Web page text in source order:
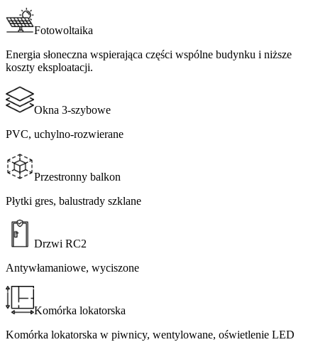
Fotowoltaika​​​​‌ ‍ ​‍​‍‌‍ ‌ ​‍‌‍‍‌‌‍‌ ‌‍‍‌‌‍ ‍​‍​‍​ ‍‍​‍​‍‌ ​ ‌‍​‌‌‍ ‍‌‍‍‌‌ ‌​‌ ‍‌​‍ ‍‌‍‍‌‌‍ ​‍​‍​‍ ​​‍​‍‌‍‍​‌ ​‍‌‍‌‌‌‍‌‍​‍​‍​ ‍‍​‍​‍​‍ ‌ ​ ‌ ‌​‌ ‌‌‌‍‌​‌‍‍‌‌‍ ​‍ ‌‍‍‌‌‍ ‍‌ ‌​‌‍‌‌‌‍ ‍‌ ‌​​‍ ‌‍‌‌‌‍‌​‌‍‍‌‌ ‌​​‍ ‌‍ ‌‌‍ ‌‍‌​‌‍‌‌​ ‌‌ ​​‌ ​‍‌‍‌‌‌ ​ ‌‍‌‌‌‍ ‍‌ ‌​‌‍​‌‌ ‌​‌‍‍‌‌‍ ‌‍ ‍​ ‍ ‌‍‍‌‌‍‌​​ ‌‌‍‌‍​ ‌​‌‍​‍‌‍‌‌​ ‌‍‌‍​‍​ ‌​‌‍‌‍​‍ ‌‌‍‌‍‌‍‌‌‌‍​‌‌‍‌​​‍ ‌​ ‌​‌‍‌‍​ ‌ ​ ‌‍​‍ ‌​ ‍​​ ​​​ ​ ​ ​‌​‍ ‌​ ​‍​ ‍​​ ‌‍​ ​​​ ‌‍‌‍‌‌​ ​ ‌‍​‍‌‍‌‍‌‍‌‍​ ‍​​ ​ ​ ‍ ‌ ‌​‌ ‍‌‌ ​​‌‍‌‌​ ‌‌‍‌‌‌ ​‌‌ ‌‌‌‍‍‌‌ ​​‌‍ ‌‌‍‌‌‌‍ ‍‌ ‌​‌​‍‌‌ ‌​‌‍‌‌‌‍ ‌​ ‍ ‌ ​​‌‍​‌‌ ‌​‌‍‍​​ ‌‌‍ ‍‌‍​‌‌‍ ‌‌‍‌‌​ ‌‍​‍‌‍​‌‌ ​ ‌‍‌‌‌‌‌‌‌ ​‍‌‍ ​​ ‌​‍‌‌​ ​‍‌​‌‍‌ ​ ‌ ‌​‌ ‌‌‌‍‌​‌‍‍‌‌‍ ​‍‌‍‌‍‍‌‌‍‌​​ ‌‌‍‌‍​ ‌​‌‍​‍‌‍‌‌​ ‌‍‌‍​‍​ ‌​‌‍‌‍​‍ ‌‌‍‌‍‌‍‌‌‌‍​‌‌‍‌​​‍ ‌​ ‌​‌‍‌‍​ ‌ ​ ‌‍​‍ ‌​ ‍​​ ​​​ ​ ​ ​‌​‍ ‌​ ​‍​ ‍​​ ‌‍​ ​​​ ‌‍‌‍‌‌​ ​ ‌‍​‍‌‍‌‍‌‍‌‍​ ‍​​ ​ ​‍‌‍‌ ‌​‌ ‍‌‌ ​​‌‍‌‌​ ‌‌‍‌‌‌ ​‌‌ ‌‌‌‍‍‌‌ ​​‌‍ ‌‌‍‌‌‌‍ ‍‌ ‌​‌​‍‌‌ ‌​‌‍‌‌‌‍ ‌​‍‌‍‌ ​​‌‍​‌‌ ‌​‌‍‍​​ ‌‌‍ ‍‌‍​‌‌‍ ‌‌‍‌‌​‍‌‍‌ ​​‌‍‌‌‌ ​‍‌ ​ ‌ ​​‌‍‌‌‌‍​ ‌ ‌​‌‍‍‌‌ ‌‍‌‍‌‌​ ‌‌ ​​‌ ‌‌‌‍​‍‌‍ ​‌‍‍‌‌ ​ ‌‍‍​‌‍‌‌‌‍‌​​‍​‍‌ ‌
Energia słoneczna wspierająca części wspólne budynku i niższe
koszty eksploatacji.​​​​‌ ‍ ​‍​‍‌‍ ‌ ​‍‌‍‍‌‌‍‌ ‌‍‍‌‌‍ ‍​‍​‍​ ‍‍​‍​‍‌ ​ ‌‍​‌‌‍ ‍‌‍‍‌‌ ‌​‌ ‍‌​‍ ‍‌‍‍‌‌‍ ​‍​‍​‍ ​​‍​‍‌‍‍​‌ ​‍‌‍‌‌‌‍‌‍​‍​‍​ ‍‍​‍​‍​‍ ‌ ​ ‌ ‌​‌ ‌‌‌‍‌​‌‍‍‌‌‍ ​‍ ‌‍‍‌‌‍ ‍‌ ‌​‌‍‌‌‌‍ ‍‌ ‌​​‍ ‌‍‌‌‌‍‌​‌‍‍‌‌ ‌​​‍ ‌‍ ‌‌‍ ‌‍‌​‌‍‌‌​ ‌‌ ​​‌ ​‍‌‍‌‌‌ ​ ‌‍‌‌‌‍ ‍‌ ‌​‌‍​‌‌ ‌​‌‍‍‌‌‍ ‌‍ ‍​ ‍ ‌‍‍‌‌‍‌​​ ‌‌‍‌‍​ ‌​‌‍​‍‌‍‌‌​ ‌‍‌‍​‍​ ‌​‌‍‌‍​‍ ‌‌‍‌‍‌‍‌‌‌‍​‌‌‍‌​​‍ ‌​ ‌​‌‍‌‍​ ‌ ​ ‌‍​‍ ‌​ ‍​​ ​​​ ​ ​ ​‌​‍ ‌​ ​‍​ ‍​​ ‌‍​ ​​​ ‌‍‌‍‌‌​ ​ ‌‍​‍‌‍‌‍‌‍‌‍​ ‍​​ ​ ​ ‍ ‌ ‌​‌ ‍‌‌ ​​‌‍‌‌​ ‌‌‍‌‌‌ ​‌‌ ‌‌‌‍‍‌‌ ​​‌‍ ‌‌‍‌‌‌‍ ‍‌ ‌​‌​‍‌‌ ‌​‌‍‌‌‌‍ ‌​ ‍ ‌ ​​‌‍​‌‌ ‌​‌‍‍​​ ‌‌‍‌​‌‍‌‌‌ ​ ‌‍​ ‌ ​‍‌‍‍‌‌ ​​‌ ‌​‌‍‍‌‌‍ ‌‍ ‍​ ‌‍​‍‌‍​‌‌ ​ ‌‍‌‌‌‌‌‌‌ ​‍‌‍ ​​ ‌​‍‌‌​ ​‍‌​‌‍‌ ​ ‌ ‌​‌ ‌‌‌‍‌​‌‍‍‌‌‍ ​‍‌‍‌‍‍‌‌‍‌​​ ‌‌‍‌‍​ ‌​‌‍​‍‌‍‌‌​ ‌‍‌‍​‍​ ‌​‌‍‌‍​‍ ‌‌‍‌‍‌‍‌‌‌‍​‌‌‍‌​​‍ ‌​ ‌​‌‍‌‍​ ‌ ​ ‌‍​‍ ‌​ ‍​​ ​​​ ​ ​ ​‌​‍ ‌​ ​‍​ ‍​​ ‌‍​ ​​​ ‌‍‌‍‌‌​ ​ ‌‍​‍‌‍‌‍‌‍‌‍​ ‍​​ ​ ​‍‌‍‌ ‌​‌ ‍‌‌ ​​‌‍‌‌​ ‌‌‍‌‌‌ ​‌‌ ‌‌‌‍‍‌‌ ​​‌‍ ‌‌‍‌‌‌‍ ‍‌ ‌​‌​‍‌‌ ‌​‌‍‌‌‌‍ ‌​‍‌‍‌ ​​‌‍​‌‌ ‌​‌‍‍​​ ‌‌‍‌​‌‍‌‌‌ ​ ‌‍​ ‌ ​‍‌‍‍‌‌ ​​‌ ‌​‌‍‍‌‌‍ ‌‍ ‍​‍‌‍‌ ​​‌‍‌‌‌ ​‍‌ ​ ‌ ​​‌‍‌‌‌‍​ ‌ ‌​‌‍‍‌‌ ‌‍‌‍‌‌​ ‌‌ ​​‌ ‌‌‌‍​‍‌‍ ​‌‍‍‌‌ ​ ‌‍‍​‌‍‌‌‌‍‌​​‍​‍‌ ‌
Okna 3-szybowe​​​​‌ ‍ ​‍​‍‌‍ ‌ ​‍‌‍‍‌‌‍‌ ‌‍‍‌‌‍ ‍​‍​‍​ ‍‍​‍​‍‌ ​ ‌‍​‌‌‍ ‍‌‍‍‌‌ ‌​‌ ‍‌​‍ ‍‌‍‍‌‌‍ ​‍​‍​‍ ​​‍​‍‌‍‍​‌ ​‍‌‍‌‌‌‍‌‍​‍​‍​ ‍‍​‍​‍​‍ ‌ ​ ‌ ‌​‌ ‌‌‌‍‌​‌‍‍‌‌‍ ​‍ ‌‍‍‌‌‍ ‍‌ ‌​‌‍‌‌‌‍ ‍‌ ‌​​‍ ‌‍‌‌‌‍‌​‌‍‍‌‌ ‌​​‍ ‌‍ ‌‌‍ ‌‍‌​‌‍‌‌​ ‌‌ ​​‌ ​‍‌‍‌‌‌ ​ ‌‍‌‌‌‍ ‍‌ ‌​‌‍​‌‌ ‌​‌‍‍‌‌‍ ‌‍ ‍​ ‍ ‌‍‍‌‌‍‌​​ ‌​ ‍​‌‍​‍​ ‌​​ ‌ ​ ‌‍‌‍​ ​ ‌​‌‍‌​​‍ ‌‌‍‌‌‌‍​‌​ ‌​​ ‍​​‍ ‌​ ‌​​ ​​‌‍‌‍​ ​‌​‍ ‌​ ‍‌​ ​‍‌‍‌​​ ​​​‍ ‌‌‍​‌‌‍​ ​ ‍‌​ ‌​‌‍‌‍‌‍​‍​ ‌ ‌‍​‍​ ​‍​ ​​​ ​​‌‍‌​​ ‍ ‌ ‌​‌ ‍‌‌ ​​‌‍‌‌​ ‌‌‍‌‌‌ ​‌‌ ‌‌‌‍‍‌‌ ​​‌‍ ‌‌‍‌‌‌‍ ‍‌ ‌​‌​‍‌‌ ‌​‌‍‌‌‌‍ ‌​ ‍ ‌ ​​‌‍​‌‌ ‌​‌‍‍​​ ‌‌‍ ‍‌‍​‌‌‍ ‌‌‍‌‌​ ‌‍​‍‌‍​‌‌ ​ ‌‍‌‌‌‌‌‌‌ ​‍‌‍ ​​ ‌​‍‌‌​ ​‍‌​‌‍‌ ​ ‌ ‌​‌ ‌‌‌‍‌​‌‍‍‌‌‍ ​‍‌‍‌‍‍‌‌‍‌​​ ‌​ ‍​‌‍​‍​ ‌​​ ‌ ​ ‌‍‌‍​ ​ ‌​‌‍‌​​‍ ‌‌‍‌‌‌‍​‌​ ‌​​ ‍​​‍ ‌​ ‌​​ ​​‌‍‌‍​ ​‌​‍ ‌​ ‍‌​ ​‍‌‍‌​​ ​​​‍ ‌‌‍​‌‌‍​ ​ ‍‌​ ‌​‌‍‌‍‌‍​‍​ ‌ ‌‍​‍​ ​‍​ ​​​ ​​‌‍‌​​‍‌‍‌ ‌​‌ ‍‌‌ ​​‌‍‌‌​ ‌‌‍‌‌‌ ​‌‌ ‌‌‌‍‍‌‌ ​​‌‍ ‌‌‍‌‌‌‍ ‍‌ ‌​‌​‍‌‌ ‌​‌‍‌‌‌‍ ‌​‍‌‍‌ ​​‌‍​‌‌ ‌​‌‍‍​​ ‌‌‍ ‍‌‍​‌‌‍ ‌‌‍‌‌​‍‌‍‌ ​​‌‍‌‌‌ ​‍‌ ​ ‌ ​​‌‍‌‌‌‍​ ‌ ‌​‌‍‍‌‌ ‌‍‌‍‌‌​ ‌‌ ​​‌ ‌‌‌‍​‍‌‍ ​‌‍‍‌‌ ​ ‌‍‍​‌‍‌‌‌‍‌​​‍​‍‌ ‌
PVC, uchylno-rozwierane​​​​‌ ‍ ​‍​‍‌‍ ‌ ​‍‌‍‍‌‌‍‌ ‌‍‍‌‌‍ ‍​‍​‍​ ‍‍​‍​‍‌ ​ ‌‍​‌‌‍ ‍‌‍‍‌‌ ‌​‌ ‍‌​‍ ‍‌‍‍‌‌‍ ​‍​‍​‍ ​​‍​‍‌‍‍​‌ ​‍‌‍‌‌‌‍‌‍​‍​‍​ ‍‍​‍​‍​‍ ‌ ​ ‌ ‌​‌ ‌‌‌‍‌​‌‍‍‌‌‍ ​‍ ‌‍‍‌‌‍ ‍‌ ‌​‌‍‌‌‌‍ ‍‌ ‌​​‍ ‌‍‌‌‌‍‌​‌‍‍‌‌ ‌​​‍ ‌‍ ‌‌‍ ‌‍‌​‌‍‌‌​ ‌‌ ​​‌ ​‍‌‍‌‌‌ ​ ‌‍‌‌‌‍ ‍‌ ‌​‌‍​‌‌ ‌​‌‍‍‌‌‍ ‌‍ ‍​ ‍ ‌‍‍‌‌‍‌​​ ‌​ ‍​‌‍​‍​ ‌​​ ‌ ​ ‌‍‌‍​ ​ ‌​‌‍‌​​‍ ‌‌‍‌‌‌‍​‌​ ‌​​ ‍​​‍ ‌​ ‌​​ ​​‌‍‌‍​ ​‌​‍ ‌​ ‍‌​ ​‍‌‍‌​​ ​​​‍ ‌‌‍​‌‌‍​ ​ ‍‌​ ‌​‌‍‌‍‌‍​‍​ ‌ ‌‍​‍​ ​‍​ ​​​ ​​‌‍‌​​ ‍ ‌ ‌​‌ ‍‌‌ ​​‌‍‌‌​ ‌‌‍‌‌‌ ​‌‌ ‌‌‌‍‍‌‌ ​​‌‍ ‌‌‍‌‌‌‍ ‍‌ ‌​‌​‍‌‌ ‌​‌‍‌‌‌‍ ‌​ ‍ ‌ ​​‌‍​‌‌ ‌​‌‍‍​​ ‌‌‍‌​‌‍‌‌‌ ​ ‌‍​ ‌ ​‍‌‍‍‌‌ ​​‌ ‌​‌‍‍‌‌‍ ‌‍ ‍​ ‌‍​‍‌‍​‌‌ ​ ‌‍‌‌‌‌‌‌‌ ​‍‌‍ ​​ ‌​‍‌‌​ ​‍‌​‌‍‌ ​ ‌ ‌​‌ ‌‌‌‍‌​‌‍‍‌‌‍ ​‍‌‍‌‍‍‌‌‍‌​​ ‌​ ‍​‌‍​‍​ ‌​​ ‌ ​ ‌‍‌‍​ ​ ‌​‌‍‌​​‍ ‌‌‍‌‌‌‍​‌​ ‌​​ ‍​​‍ ‌​ ‌​​ ​​‌‍‌‍​ ​‌​‍ ‌​ ‍‌​ ​‍‌‍‌​​ ​​​‍ ‌‌‍​‌‌‍​ ​ ‍‌​ ‌​‌‍‌‍‌‍​‍​ ‌ ‌‍​‍​ ​‍​ ​​​ ​​‌‍‌​​‍‌‍‌ ‌​‌ ‍‌‌ ​​‌‍‌‌​ ‌‌‍‌‌‌ ​‌‌ ‌‌‌‍‍‌‌ ​​‌‍ ‌‌‍‌‌‌‍ ‍‌ ‌​‌​‍‌‌ ‌​‌‍‌‌‌‍ ‌​‍‌‍‌ ​​‌‍​‌‌ ‌​‌‍‍​​ ‌‌‍‌​‌‍‌‌‌ ​ ‌‍​ ‌ ​‍‌‍‍‌‌ ​​‌ ‌​‌‍‍‌‌‍ ‌‍ ‍​‍‌‍‌ ​​‌‍‌‌‌ ​‍‌ ​ ‌ ​​‌‍‌‌‌‍​ ‌ ‌​‌‍‍‌‌ ‌‍‌‍‌‌​ ‌‌ ​​‌ ‌‌‌‍​‍‌‍ ​‌‍‍‌‌ ​ ‌‍‍​‌‍‌‌‌‍‌​​‍​‍‌ ‌
Przestronny balkon​​​​‌ ‍ ​‍​‍‌‍ ‌ ​‍‌‍‍‌‌‍‌ ‌‍‍‌‌‍ ‍​‍​‍​ ‍‍​‍​‍‌ ​ ‌‍​‌‌‍ ‍‌‍‍‌‌ ‌​‌ ‍‌​‍ ‍‌‍‍‌‌‍ ​‍​‍​‍ ​​‍​‍‌‍‍​‌ ​‍‌‍‌‌‌‍‌‍​‍​‍​ ‍‍​‍​‍​‍ ‌ ​ ‌ ‌​‌ ‌‌‌‍‌​‌‍‍‌‌‍ ​‍ ‌‍‍‌‌‍ ‍‌ ‌​‌‍‌‌‌‍ ‍‌ ‌​​‍ ‌‍‌‌‌‍‌​‌‍‍‌‌ ‌​​‍ ‌‍ ‌‌‍ ‌‍‌​‌‍‌‌​ ‌‌ ​​‌ ​‍‌‍‌‌‌ ​ ‌‍‌‌‌‍ ‍‌ ‌​‌‍​‌‌ ‌​‌‍‍‌‌‍ ‌‍ ‍​ ‍ ‌‍‍‌‌‍‌​​ ‌‌‍‌‍‌‍‌‍‌‍‌​​ ​​​ ​ ‌‍‌​‌‍‌‍‌‍​‌​‍ ‌​ ‌​​ ‌‌​ ​‍‌‍​ ​‍ ‌​ ‌​‌‍​‌​ ‍‌​ ​ ​‍ ‌​ ‍‌‌‍​‍​ ​​‌‍‌‌​‍ ‌​ ‌‌‌‍‌‌​ ‌​​ ‌‍​ ‌​‌‍‌‌​ ‍‌‌‍‌‍​ ‌​​ ​​‌‍​‌‌‍‌‍​ ‍ ‌ ‌​‌ ‍‌‌ ​​‌‍‌‌​ ‌‌‍‌‌‌ ​‌‌ ‌‌‌‍‍‌‌ ​​‌‍ ‌‌‍‌‌‌‍ ‍‌ ‌​‌​‍‌‌ ‌​‌‍‌‌‌‍ ‌​ ‍ ‌ ​​‌‍​‌‌ ‌​‌‍‍​​ ‌‌‍ ‍‌‍​‌‌‍ ‌‌‍‌‌​ ‌‍​‍‌‍​‌‌ ​ ‌‍‌‌‌‌‌‌‌ ​‍‌‍ ​​ ‌​‍‌‌​ ​‍‌​‌‍‌ ​ ‌ ‌​‌ ‌‌‌‍‌​‌‍‍‌‌‍ ​‍‌‍‌‍‍‌‌‍‌​​ ‌‌‍‌‍‌‍‌‍‌‍‌​​ ​​​ ​ ‌‍‌​‌‍‌‍‌‍​‌​‍ ‌​ ‌​​ ‌‌​ ​‍‌‍​ ​‍ ‌​ ‌​‌‍​‌​ ‍‌​ ​ ​‍ ‌​ ‍‌‌‍​‍​ ​​‌‍‌‌​‍ ‌​ ‌‌‌‍‌‌​ ‌​​ ‌‍​ ‌​‌‍‌‌​ ‍‌‌‍‌‍​ ‌​​ ​​‌‍​‌‌‍‌‍​‍‌‍‌ ‌​‌ ‍‌‌ ​​‌‍‌‌​ ‌‌‍‌‌‌ ​‌‌ ‌‌‌‍‍‌‌ ​​‌‍ ‌‌‍‌‌‌‍ ‍‌ ‌​‌​‍‌‌ ‌​‌‍‌‌‌‍ ‌​‍‌‍‌ ​​‌‍​‌‌ ‌​‌‍‍​​ ‌‌‍ ‍‌‍​‌‌‍ ‌‌‍‌‌​‍‌‍‌ ​​‌‍‌‌‌ ​‍‌ ​ ‌ ​​‌‍‌‌‌‍​ ‌ ‌​‌‍‍‌‌ ‌‍‌‍‌‌​ ‌‌ ​​‌ ‌‌‌‍​‍‌‍ ​‌‍‍‌‌ ​ ‌‍‍​‌‍‌‌‌‍‌​​‍​‍‌ ‌
Płytki gres, balustrady szklane​​​​‌ ‍ ​‍​‍‌‍ ‌ ​‍‌‍‍‌‌‍‌ ‌‍‍‌‌‍ ‍​‍​‍​ ‍‍​‍​‍‌ ​ ‌‍​‌‌‍ ‍‌‍‍‌‌ ‌​‌ ‍‌​‍ ‍‌‍‍‌‌‍ ​‍​‍​‍ ​​‍​‍‌‍‍​‌ ​‍‌‍‌‌‌‍‌‍​‍​‍​ ‍‍​‍​‍​‍ ‌ ​ ‌ ‌​‌ ‌‌‌‍‌​‌‍‍‌‌‍ ​‍ ‌‍‍‌‌‍ ‍‌ ‌​‌‍‌‌‌‍ ‍‌ ‌​​‍ ‌‍‌‌‌‍‌​‌‍‍‌‌ ‌​​‍ ‌‍ ‌‌‍ ‌‍‌​‌‍‌‌​ ‌‌ ​​‌ ​‍‌‍‌‌‌ ​ ‌‍‌‌‌‍ ‍‌ ‌​‌‍​‌‌ ‌​‌‍‍‌‌‍ ‌‍ ‍​ ‍ ‌‍‍‌‌‍‌​​ ‌‌‍‌‍‌‍‌‍‌‍‌​​ ​​​ ​ ‌‍‌​‌‍‌‍‌‍​‌​‍ ‌​ ‌​​ ‌‌​ ​‍‌‍​ ​‍ ‌​ ‌​‌‍​‌​ ‍‌​ ​ ​‍ ‌​ ‍‌‌‍​‍​ ​​‌‍‌‌​‍ ‌​ ‌‌‌‍‌‌​ ‌​​ ‌‍​ ‌​‌‍‌‌​ ‍‌‌‍‌‍​ ‌​​ ​​‌‍​‌‌‍‌‍​ ‍ ‌ ‌​‌ ‍‌‌ ​​‌‍‌‌​ ‌‌‍‌‌‌ ​‌‌ ‌‌‌‍‍‌‌ ​​‌‍ ‌‌‍‌‌‌‍ ‍‌ ‌​‌​‍‌‌ ‌​‌‍‌‌‌‍ ‌​ ‍ ‌ ​​‌‍​‌‌ ‌​‌‍‍​​ ‌‌‍‌​‌‍‌‌‌ ​ ‌‍​ ‌ ​‍‌‍‍‌‌ ​​‌ ‌​‌‍‍‌‌‍ ‌‍ ‍​ ‌‍​‍‌‍​‌‌ ​ ‌‍‌‌‌‌‌‌‌ ​‍‌‍ ​​ ‌​‍‌‌​ ​‍‌​‌‍‌ ​ ‌ ‌​‌ ‌‌‌‍‌​‌‍‍‌‌‍ ​‍‌‍‌‍‍‌‌‍‌​​ ‌‌‍‌‍‌‍‌‍‌‍‌​​ ​​​ ​ ‌‍‌​‌‍‌‍‌‍​‌​‍ ‌​ ‌​​ ‌‌​ ​‍‌‍​ ​‍ ‌​ ‌​‌‍​‌​ ‍‌​ ​ ​‍ ‌​ ‍‌‌‍​‍​ ​​‌‍‌‌​‍ ‌​ ‌‌‌‍‌‌​ ‌​​ ‌‍​ ‌​‌‍‌‌​ ‍‌‌‍‌‍​ ‌​​ ​​‌‍​‌‌‍‌‍​‍‌‍‌ ‌​‌ ‍‌‌ ​​‌‍‌‌​ ‌‌‍‌‌‌ ​‌‌ ‌‌‌‍‍‌‌ ​​‌‍ ‌‌‍‌‌‌‍ ‍‌ ‌​‌​‍‌‌ ‌​‌‍‌‌‌‍ ‌​‍‌‍‌ ​​‌‍​‌‌ ‌​‌‍‍​​ ‌‌‍‌​‌‍‌‌‌ ​ ‌‍​ ‌ ​‍‌‍‍‌‌ ​​‌ ‌​‌‍‍‌‌‍ ‌‍ ‍​‍‌‍‌ ​​‌‍‌‌‌ ​‍‌ ​ ‌ ​​‌‍‌‌‌‍​ ‌ ‌​‌‍‍‌‌ ‌‍‌‍‌‌​ ‌‌ ​​‌ ‌‌‌‍​‍‌‍ ​‌‍‍‌‌ ​ ‌‍‍​‌‍‌‌‌‍‌​​‍​‍‌ ‌
Drzwi RC2​​​​‌ ‍ ​‍​‍‌‍ ‌ ​‍‌‍‍‌‌‍‌ ‌‍‍‌‌‍ ‍​‍​‍​ ‍‍​‍​‍‌ ​ ‌‍​‌‌‍ ‍‌‍‍‌‌ ‌​‌ ‍‌​‍ ‍‌‍‍‌‌‍ ​‍​‍​‍ ​​‍​‍‌‍‍​‌ ​‍‌‍‌‌‌‍‌‍​‍​‍​ ‍‍​‍​‍​‍ ‌ ​ ‌ ‌​‌ ‌‌‌‍‌​‌‍‍‌‌‍ ​‍ ‌‍‍‌‌‍ ‍‌ ‌​‌‍‌‌‌‍ ‍‌ ‌​​‍ ‌‍‌‌‌‍‌​‌‍‍‌‌ ‌​​‍ ‌‍ ‌‌‍ ‌‍‌​‌‍‌‌​ ‌‌ ​​‌ ​‍‌‍‌‌‌ ​ ‌‍‌‌‌‍ ‍‌ ‌​‌‍​‌‌ ‌​‌‍‍‌‌‍ ‌‍ ‍​ ‍ ‌‍‍‌‌‍‌​​ ‌​ ​‍‌‍‌‌​ ‌​​ ‍‌‌‍​ ‌‍‌‍‌‍‌‌​ ‌‌​‍ ‌​ ​‌​ ​‍​ ‍​​ ‌​​‍ ‌​ ‌​​ ​‌‌‍​ ​ ‍‌​‍ ‌​ ‍‌​ ​‍​ ​‍‌‍‌‍​‍ ‌‌‍​‌‌‍​‍​ ‌‌​ ​‍‌‍​ ​ ‌ ​ ​​‌‍‌‍‌‍‌‍​ ‌ ​ ​ ​ ​‍​ ‍ ‌ ‌​‌ ‍‌‌ ​​‌‍‌‌​ ‌‌‍‌‌‌ ​‌‌ ‌‌‌‍‍‌‌ ​​‌‍ ‌‌‍‌‌‌‍ ‍‌ ‌​‌​‍‌‌ ‌​‌‍‌‌‌‍ ‌​ ‍ ‌ ​​‌‍​‌‌ ‌​‌‍‍​​ ‌‌‍ ‍‌‍​‌‌‍ ‌‌‍‌‌​ ‌‍​‍‌‍​‌‌ ​ ‌‍‌‌‌‌‌‌‌ ​‍‌‍ ​​ ‌​‍‌‌​ ​‍‌​‌‍‌ ​ ‌ ‌​‌ ‌‌‌‍‌​‌‍‍‌‌‍ ​‍‌‍‌‍‍‌‌‍‌​​ ‌​ ​‍‌‍‌‌​ ‌​​ ‍‌‌‍​ ‌‍‌‍‌‍‌‌​ ‌‌​‍ ‌​ ​‌​ ​‍​ ‍​​ ‌​​‍ ‌​ ‌​​ ​‌‌‍​ ​ ‍‌​‍ ‌​ ‍‌​ ​‍​ ​‍‌‍‌‍​‍ ‌‌‍​‌‌‍​‍​ ‌‌​ ​‍‌‍​ ​ ‌ ​ ​​‌‍‌‍‌‍‌‍​ ‌ ​ ​ ​ ​‍​‍‌‍‌ ‌​‌ ‍‌‌ ​​‌‍‌‌​ ‌‌‍‌‌‌ ​‌‌ ‌‌‌‍‍‌‌ ​​‌‍ ‌‌‍‌‌‌‍ ‍‌ ‌​‌​‍‌‌ ‌​‌‍‌‌‌‍ ‌​‍‌‍‌ ​​‌‍​‌‌ ‌​‌‍‍​​ ‌‌‍ ‍‌‍​‌‌‍ ‌‌‍‌‌​‍‌‍‌ ​​‌‍‌‌‌ ​‍‌ ​ ‌ ​​‌‍‌‌‌‍​ ‌ ‌​‌‍‍‌‌ ‌‍‌‍‌‌​ ‌‌ ​​‌ ‌‌‌‍​‍‌‍ ​‌‍‍‌‌ ​ ‌‍‍​‌‍‌‌‌‍‌​​‍​‍‌ ‌
Antywłamaniowe, wyciszone​​​​‌ ‍ ​‍​‍‌‍ ‌ ​‍‌‍‍‌‌‍‌ ‌‍‍‌‌‍ ‍​‍​‍​ ‍‍​‍​‍‌ ​ ‌‍​‌‌‍ ‍‌‍‍‌‌ ‌​‌ ‍‌​‍ ‍‌‍‍‌‌‍ ​‍​‍​‍ ​​‍​‍‌‍‍​‌ ​‍‌‍‌‌‌‍‌‍​‍​‍​ ‍‍​‍​‍​‍ ‌ ​ ‌ ‌​‌ ‌‌‌‍‌​‌‍‍‌‌‍ ​‍ ‌‍‍‌‌‍ ‍‌ ‌​‌‍‌‌‌‍ ‍‌ ‌​​‍ ‌‍‌‌‌‍‌​‌‍‍‌‌ ‌​​‍ ‌‍ ‌‌‍ ‌‍‌​‌‍‌‌​ ‌‌ ​​‌ ​‍‌‍‌‌‌ ​ ‌‍‌‌‌‍ ‍‌ ‌​‌‍​‌‌ ‌​‌‍‍‌‌‍ ‌‍ ‍​ ‍ ‌‍‍‌‌‍‌​​ ‌​ ​‍‌‍‌‌​ ‌​​ ‍‌‌‍​ ‌‍‌‍‌‍‌‌​ ‌‌​‍ ‌​ ​‌​ ​‍​ ‍​​ ‌​​‍ ‌​ ‌​​ ​‌‌‍​ ​ ‍‌​‍ ‌​ ‍‌​ ​‍​ ​‍‌‍‌‍​‍ ‌‌‍​‌‌‍​‍​ ‌‌​ ​‍‌‍​ ​ ‌ ​ ​​‌‍‌‍‌‍‌‍​ ‌ ​ ​ ​ ​‍​ ‍ ‌ ‌​‌ ‍‌‌ ​​‌‍‌‌​ ‌‌‍‌‌‌ ​‌‌ ‌‌‌‍‍‌‌ ​​‌‍ ‌‌‍‌‌‌‍ ‍‌ ‌​‌​‍‌‌ ‌​‌‍‌‌‌‍ ‌​ ‍ ‌ ​​‌‍​‌‌ ‌​‌‍‍​​ ‌‌‍‌​‌‍‌‌‌ ​ ‌‍​ ‌ ​‍‌‍‍‌‌ ​​‌ ‌​‌‍‍‌‌‍ ‌‍ ‍​ ‌‍​‍‌‍​‌‌ ​ ‌‍‌‌‌‌‌‌‌ ​‍‌‍ ​​ ‌​‍‌‌​ ​‍‌​‌‍‌ ​ ‌ ‌​‌ ‌‌‌‍‌​‌‍‍‌‌‍ ​‍‌‍‌‍‍‌‌‍‌​​ ‌​ ​‍‌‍‌‌​ ‌​​ ‍‌‌‍​ ‌‍‌‍‌‍‌‌​ ‌‌​‍ ‌​ ​‌​ ​‍​ ‍​​ ‌​​‍ ‌​ ‌​​ ​‌‌‍​ ​ ‍‌​‍ ‌​ ‍‌​ ​‍​ ​‍‌‍‌‍​‍ ‌‌‍​‌‌‍​‍​ ‌‌​ ​‍‌‍​ ​ ‌ ​ ​​‌‍‌‍‌‍‌‍​ ‌ ​ ​ ​ ​‍​‍‌‍‌ ‌​‌ ‍‌‌ ​​‌‍‌‌​ ‌‌‍‌‌‌ ​‌‌ ‌‌‌‍‍‌‌ ​​‌‍ ‌‌‍‌‌‌‍ ‍‌ ‌​‌​‍‌‌ ‌​‌‍‌‌‌‍ ‌​‍‌‍‌ ​​‌‍​‌‌ ‌​‌‍‍​​ ‌‌‍‌​‌‍‌‌‌ ​ ‌‍​ ‌ ​‍‌‍‍‌‌ ​​‌ ‌​‌‍‍‌‌‍ ‌‍ ‍​‍‌‍‌ ​​‌‍‌‌‌ ​‍‌ ​ ‌ ​​‌‍‌‌‌‍​ ‌ ‌​‌‍‍‌‌ ‌‍‌‍‌‌​ ‌‌ ​​‌ ‌‌‌‍​‍‌‍ ​‌‍‍‌‌ ​ ‌‍‍​‌‍‌‌‌‍‌​​‍​‍‌ ‌
Komórka lokatorska​​​​‌ ‍ ​‍​‍‌‍ ‌ ​‍‌‍‍‌‌‍‌ ‌‍‍‌‌‍ ‍​‍​‍​ ‍‍​‍​‍‌ ​ ‌‍​‌‌‍ ‍‌‍‍‌‌ ‌​‌ ‍‌​‍ ‍‌‍‍‌‌‍ ​‍​‍​‍ ​​‍​‍‌‍‍​‌ ​‍‌‍‌‌‌‍‌‍​‍​‍​ ‍‍​‍​‍​‍ ‌ ​ ‌ ‌​‌ ‌‌‌‍‌​‌‍‍‌‌‍ ​‍ ‌‍‍‌‌‍ ‍‌ ‌​‌‍‌‌‌‍ ‍‌ ‌​​‍ ‌‍‌‌‌‍‌​‌‍‍‌‌ ‌​​‍ ‌‍ ‌‌‍ ‌‍‌​‌‍‌‌​ ‌‌ ​​‌ ​‍‌‍‌‌‌ ​ ‌‍‌‌‌‍ ‍‌ ‌​‌‍​‌‌ ‌​‌‍‍‌‌‍ ‌‍ ‍​ ‍ ‌‍‍‌‌‍‌​​ ‌​ ‌‌​ ‌‌​ ​‌​ ‌‌‌‍​‌​ ​​​ ‌‍​ ​‍​‍ ‌​ ‍‌‌‍​ ​ ​‌​ ​​​‍ ‌​ ‌​‌‍‌‌​ ​​​ ‌‍​‍ ‌​ ‍​‌‍​‌​ ‌‌‌‍‌‍​‍ ‌​ ​ ​ ​​​ ‌‍​ ‌​​ ​​​ ​‍‌‍‌‌​ ‌‍​ ‌‍‌‍‌​​ ​‍‌‍​‌​ ‍ ‌ ‌​‌ ‍‌‌ ​​‌‍‌‌​ ‌‌‍‌‌‌ ​‌‌ ‌‌‌‍‍‌‌ ​​‌‍ ‌‌‍‌‌‌‍ ‍‌ ‌​‌​‍‌‌ ‌​‌‍‌‌‌‍ ‌​ ‍ ‌ ​​‌‍​‌‌ ‌​‌‍‍​​ ‌‌‍ ‍‌‍​‌‌‍ ‌‌‍‌‌​ ‌‍​‍‌‍​‌‌ ​ ‌‍‌‌‌‌‌‌‌ ​‍‌‍ ​​ ‌​‍‌‌​ ​‍‌​‌‍‌ ​ ‌ ‌​‌ ‌‌‌‍‌​‌‍‍‌‌‍ ​‍‌‍‌‍‍‌‌‍‌​​ ‌​ ‌‌​ ‌‌​ ​‌​ ‌‌‌‍​‌​ ​​​ ‌‍​ ​‍​‍ ‌​ ‍‌‌‍​ ​ ​‌​ ​​​‍ ‌​ ‌​‌‍‌‌​ ​​​ ‌‍​‍ ‌​ ‍​‌‍​‌​ ‌‌‌‍‌‍​‍ ‌​ ​ ​ ​​​ ‌‍​ ‌​​ ​​​ ​‍‌‍‌‌​ ‌‍​ ‌‍‌‍‌​​ ​‍‌‍​‌​‍‌‍‌ ‌​‌ ‍‌‌ ​​‌‍‌‌​ ‌‌‍‌‌‌ ​‌‌ ‌‌‌‍‍‌‌ ​​‌‍ ‌‌‍‌‌‌‍ ‍‌ ‌​‌​‍‌‌ ‌​‌‍‌‌‌‍ ‌​‍‌‍‌ ​​‌‍​‌‌ ‌​‌‍‍​​ ‌‌‍ ‍‌‍​‌‌‍ ‌‌‍‌‌​‍‌‍‌ ​​‌‍‌‌‌ ​‍‌ ​ ‌ ​​‌‍‌‌‌‍​ ‌ ‌​‌‍‍‌‌ ‌‍‌‍‌‌​ ‌‌ ​​‌ ‌‌‌‍​‍‌‍ ​‌‍‍‌‌ ​ ‌‍‍​‌‍‌‌‌‍‌​​‍​‍‌ ‌
Komórka lokatorska w piwnicy, wentylowane, oświetlenie LED​​​​‌ ‍ ​‍​‍‌‍ ‌ ​‍‌‍‍‌‌‍‌ ‌‍‍‌‌‍ ‍​‍​‍​ ‍‍​‍​‍‌ ​ ‌‍​‌‌‍ ‍‌‍‍‌‌ ‌​‌ ‍‌​‍ ‍‌‍‍‌‌‍ ​‍​‍​‍ ​​‍​‍‌‍‍​‌ ​‍‌‍‌‌‌‍‌‍​‍​‍​ ‍‍​‍​‍​‍ ‌ ​ ‌ ‌​‌ ‌‌‌‍‌​‌‍‍‌‌‍ ​‍ ‌‍‍‌‌‍ ‍‌ ‌​‌‍‌‌‌‍ ‍‌ ‌​​‍ ‌‍‌‌‌‍‌​‌‍‍‌‌ ‌​​‍ ‌‍ ‌‌‍ ‌‍‌​‌‍‌‌​ ‌‌ ​​‌ ​‍‌‍‌‌‌ ​ ‌‍‌‌‌‍ ‍‌ ‌​‌‍​‌‌ ‌​‌‍‍‌‌‍ ‌‍ ‍​ ‍ ‌‍‍‌‌‍‌​​ ‌​ ‌‌​ ‌‌​ ​‌​ ‌‌‌‍​‌​ ​​​ ‌‍​ ​‍​‍ ‌​ ‍‌‌‍​ ​ ​‌​ ​​​‍ ‌​ ‌​‌‍‌‌​ ​​​ ‌‍​‍ ‌​ ‍​‌‍​‌​ ‌‌‌‍‌‍​‍ ‌​ ​ ​ ​​​ ‌‍​ ‌​​ ​​​ ​‍‌‍‌‌​ ‌‍​ ‌‍‌‍‌​​ ​‍‌‍​‌​ ‍ ‌ ‌​‌ ‍‌‌ ​​‌‍‌‌​ ‌‌‍‌‌‌ ​‌‌ ‌‌‌‍‍‌‌ ​​‌‍ ‌‌‍‌‌‌‍ ‍‌ ‌​‌​‍‌‌ ‌​‌‍‌‌‌‍ ‌​ ‍ ‌ ​​‌‍​‌‌ ‌​‌‍‍​​ ‌‌‍‌​‌‍‌‌‌ ​ ‌‍​ ‌ ​‍‌‍‍‌‌ ​​‌ ‌​‌‍‍‌‌‍ ‌‍ ‍​ ‌‍​‍‌‍​‌‌ ​ ‌‍‌‌‌‌‌‌‌ ​‍‌‍ ​​ ‌​‍‌‌​ ​‍‌​‌‍‌ ​ ‌ ‌​‌ ‌‌‌‍‌​‌‍‍‌‌‍ ​‍‌‍‌‍‍‌‌‍‌​​ ‌​ ‌‌​ ‌‌​ ​‌​ ‌‌‌‍​‌​ ​​​ ‌‍​ ​‍​‍ ‌​ ‍‌‌‍​ ​ ​‌​ ​​​‍ ‌​ ‌​‌‍‌‌​ ​​​ ‌‍​‍ ‌​ ‍​‌‍​‌​ ‌‌‌‍‌‍​‍ ‌​ ​ ​ ​​​ ‌‍​ ‌​​ ​​​ ​‍‌‍‌‌​ ‌‍​ ‌‍‌‍‌​​ ​‍‌‍​‌​‍‌‍‌ ‌​‌ ‍‌‌ ​​‌‍‌‌​ ‌‌‍‌‌‌ ​‌‌ ‌‌‌‍‍‌‌ ​​‌‍ ‌‌‍‌‌‌‍ ‍‌ ‌​‌​‍‌‌ ‌​‌‍‌‌‌‍ ‌​‍‌‍‌ ​​‌‍​‌‌ ‌​‌‍‍​​ ‌‌‍‌​‌‍‌‌‌ ​ ‌‍​ ‌ ​‍‌‍‍‌‌ ​​‌ ‌​‌‍‍‌‌‍ ‌‍ ‍​‍‌‍‌ ​​‌‍‌‌‌ ​‍‌ ​ ‌ ​​‌‍‌‌‌‍​ ‌ ‌​‌‍‍‌‌ ‌‍‌‍‌‌​ ‌‌ ​​‌ ‌‌‌‍​‍‌‍ ​‌‍‍‌‌ ​ ‌‍‍​‌‍‌‌‌‍‌​​‍​‍‌ ‌